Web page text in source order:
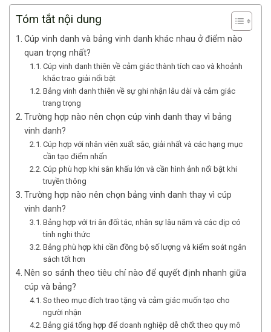
Tóm tắt nội dung
Cúp vinh danh và bảng vinh danh khác nhau ở điểm nào
quan trọng nhất?
Cúp vinh danh thiên về cảm giác thành tích cao và khoảnh
khắc trao giải nổi bật
Bảng vinh danh thiên về sự ghi nhận lâu dài và cảm giác
trang trọng
Trường hợp nào nên chọn cúp vinh danh thay vì bảng
vinh danh?
Cúp hợp với nhân viên xuất sắc, giải nhất và các hạng mục
cần tạo điểm nhấn
Cúp phù hợp khi sân khấu lớn và cần hình ảnh nổi bật khi
truyền thông
Trường hợp nào nên chọn bảng vinh danh thay vì cúp
vinh danh?
Bảng hợp với tri ân đối tác, nhân sự lâu năm và các dịp có
tính nghi thức
Bảng phù hợp khi cần đồng bộ số lượng và kiểm soát ngân
sách tốt hơn
Nên so sánh theo tiêu chí nào để quyết định nhanh giữa
cúp và bảng?
So theo mục đích trao tặng và cảm giác muốn tạo cho
người nhận
Bảng giá tổng hợp để doanh nghiệp dễ chốt theo quy mô